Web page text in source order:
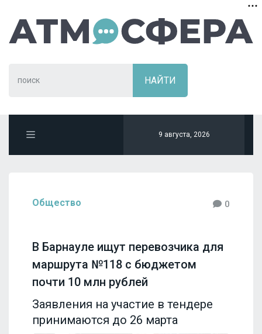
9 августа, 2026
Общество 0
В Барнауле ищут перевозчика для
маршрута №118 с бюджетом
почти 10 млн рублей
Заявления на участие в тендере
принимаются до 26 марта